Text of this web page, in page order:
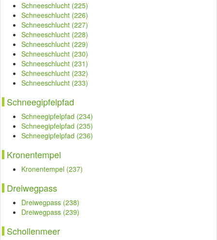
Schneeschlucht (225)
Schneeschlucht (226)
Schneeschlucht (227)
Schneeschlucht (228)
Schneeschlucht (229)
Schneeschlucht (230)
Schneeschlucht (231)
Schneeschlucht (232)
Schneeschlucht (233)
Schneegipfelpfad
Schneegipfelpfad (234)
Schneegipfelpfad (235)
Schneegipfelpfad (236)
Kronentempel
Kronentempel (237)
Dreiwegpass
Dreiwegpass (238)
Dreiwegpass (239)
Schollenmeer